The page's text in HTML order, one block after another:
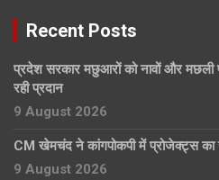
Recent Posts
प्रदेश सरकार मछुआरों को नावों और
रही प्रदान
9 August 2026
CM खेमचंद ने कांगपोकपी में प्रोजेक्ट्स का
9 August 2026